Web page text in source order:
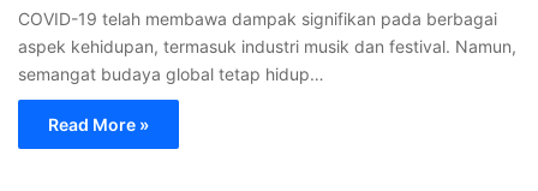
COVID-19 telah membawa dampak signifikan pada berbagai
aspek kehidupan, termasuk industri musik dan festival. Namun,
semangat budaya global tetap hidup…
Read More »